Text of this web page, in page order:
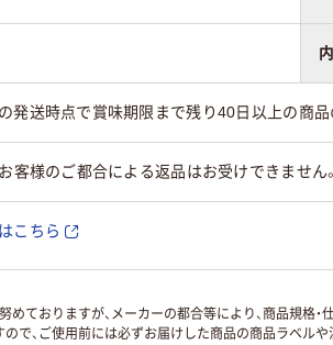
発送時点で賞味期限まで残り40日以上の商品
お客様のご都合による返品はお受けできません
こちら
ておりますが、メーカーの都合等により、商品規格・
で、ご使用前には必ずお届けした商品の商品ラベル